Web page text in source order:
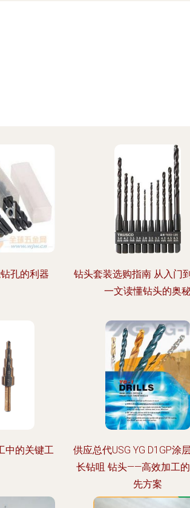
孔的利器
钻头套装选购指南 从入门
一文读懂钻头的奥
中的关键工
供应总代USG YG D1GP涂
长钻咀 钻头——高效加工
先方案